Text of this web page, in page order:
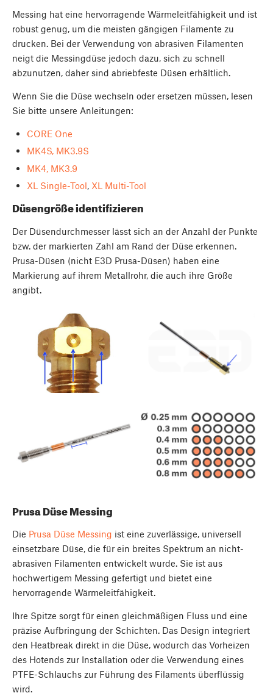
Messing hat eine hervorragende Wärmeleitfähigkeit und ist
robust genug, um die meisten gängigen Filamente zu
drucken. Bei der Verwendung von abrasiven Filamenten
neigt die Messingdüse jedoch dazu, sich zu schnell
abzunutzen, daher sind abriebfeste Düsen erhältlich.
Wenn Sie die Düse wechseln oder ersetzen müssen, lesen
Sie bitte unsere Anleitungen:
CORE One
MK4S, MK3.9S
MK4, MK3.9
XL Single-Tool, XL Multi-Tool
Düsengröße identifizieren
Der Düsendurchmesser lässt sich an der Anzahl der Punkte
bzw. der markierten Zahl am Rand der Düse erkennen.
Prusa-Düsen (nicht E3D Prusa-Düsen) haben eine
Markierung auf ihrem Metallrohr, die auch ihre Größe
angibt.
Prusa Düse Messing
Die Prusa Düse Messing ist eine zuverlässige, universell
einsetzbare Düse, die für ein breites Spektrum an nicht-
abrasiven Filamenten entwickelt wurde. Sie ist aus
hochwertigem Messing gefertigt und bietet eine
hervorragende Wärmeleitfähigkeit.
Ihre Spitze sorgt für einen gleichmäßigen Fluss und eine
präzise Aufbringung der Schichten. Das Design integriert
den Heatbreak direkt in die Düse, wodurch das Vorheizen
des Hotends zur Installation oder die Verwendung eines
PTFE-Schlauchs zur Führung des Filaments überflüssig
wird.